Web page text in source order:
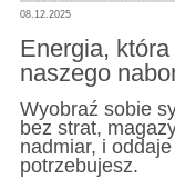
08.12.2025
Energia,
naszego
Wyobraź sobie
bez strat,
nadmiar, i
potrzebujesz.